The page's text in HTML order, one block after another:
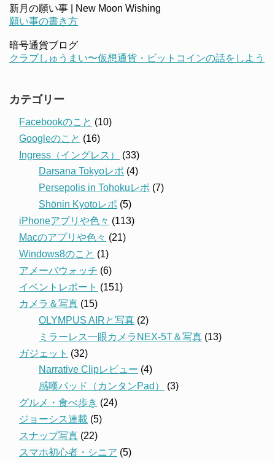
新月の願い事 | New Moon Wishing
願い事の書き方
暗号通貨ブログ
クラブしゅうまい〜仮想通貨・ビットコインの話をしよう
カテゴリー
Facebookのこと (10)
Googleのこと (16)
Ingress（イングレス）
(33)
Darsana Tokyoレポ (4)
Persepolis in Tohokuレポ (7)
Shōnin Kyotoレポ (5)
iPhoneアプリや色々 (113)
Macのアプリや色々 (21)
Windows8のこと (1)
アメーバウォッチ (6)
イベントレポート (151)
カメラ＆写真 (15)
OLYMPUS AIRと写真 (2)
ミラーレス一眼カメラNEX-5T＆写真 (13)
ガジェット (32)
Narrative Clipレビュー (4)
感嘆パッド（カンタンPad）
(3)
グルメ・食べ歩き (24)
ジョーシス連載 (5)
スナップ写真 (22)
スマホ初心者・シニア (5)